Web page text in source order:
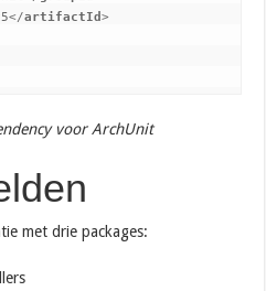
artifactId>
voor ArchUnit
met drie packages: